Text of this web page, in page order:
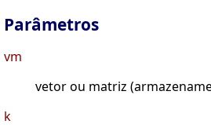
Parâmetros
vm
vetor ou matriz
k